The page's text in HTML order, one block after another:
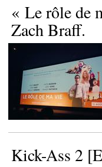
« Le rôle de
Zach Braff.
Kick-Ass 2